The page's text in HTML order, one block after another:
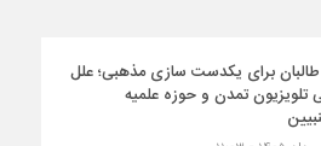
برای یکدست سازی مذهبی؛ علل
تلویزیون تمدن و حوزه علمیه